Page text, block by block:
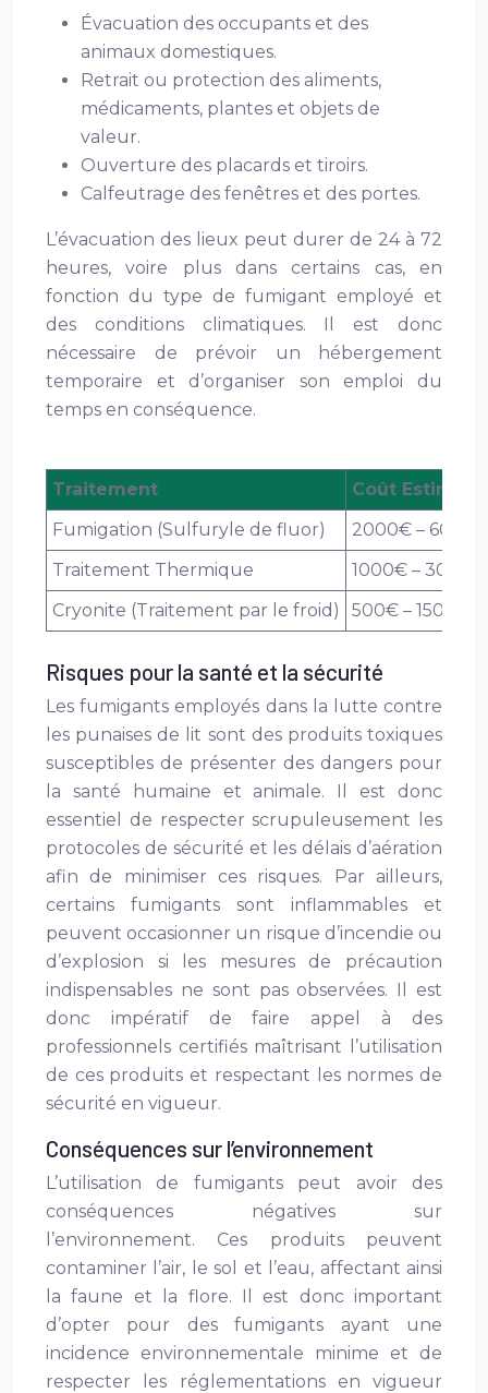
Évacuation des occupants et des
animaux domestiques.
Retrait ou protection des aliments,
médicaments, plantes et objets de
valeur.
Ouverture des placards et tiroirs.
Calfeutrage des fenêtres et des portes.
L’évacuation des lieux peut durer de 24 à 72
heures, voire plus dans certains cas, en
fonction du type de fumigant employé et
des conditions climatiques. Il est donc
nécessaire de prévoir un hébergement
temporaire et d’organiser son emploi du
temps en conséquence.
Traitement
Coût Estimatif
Fumigation (Sulfuryle de fluor)
2000€ – 6000€
Traitement Thermique
1000€ – 3000€
Cryonite (Traitement par le froid)
500€ – 1500€
Risques pour la santé et la sécurité
Les fumigants employés dans la lutte contre
les punaises de lit sont des produits toxiques
susceptibles de présenter des dangers pour
la santé humaine et animale. Il est donc
essentiel de respecter scrupuleusement les
protocoles de sécurité et les délais d’aération
afin de minimiser ces risques. Par ailleurs,
certains fumigants sont inflammables et
peuvent occasionner un risque d’incendie ou
d’explosion si les mesures de précaution
indispensables ne sont pas observées. Il est
donc impératif de faire appel à des
professionnels certifiés maîtrisant l’utilisation
de ces produits et respectant les normes de
sécurité en vigueur.
Conséquences sur l’environnement
L’utilisation de fumigants peut avoir des
conséquences négatives sur
l’environnement. Ces produits peuvent
contaminer l’air, le sol et l’eau, affectant ainsi
la faune et la flore. Il est donc important
d’opter pour des fumigants ayant une
incidence environnementale minime et de
respecter les réglementations en vigueur